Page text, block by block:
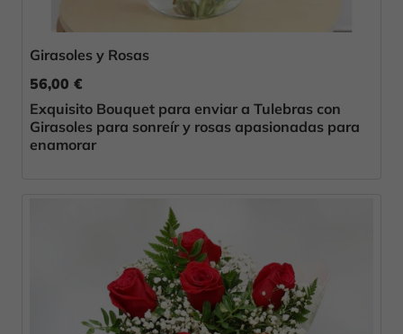
Girasoles y Rosas
56,00 €
Exquisito Bouquet para enviar a Tulebras con
Girasoles para sonreír y rosas apasionadas para
enamorar